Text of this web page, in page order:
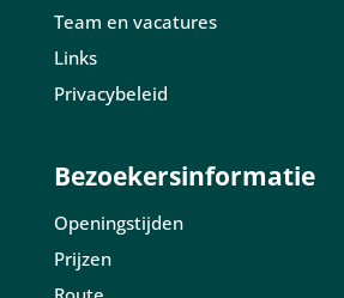
Team en vacatures
Links
Privacybeleid
Bezoekersinformatie
Openingstijden
Prijzen